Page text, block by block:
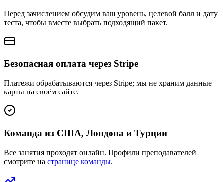
Перед зачислением обсудим ваш уровень, целевой балл и дату
теста, чтобы вместе выбрать подходящий пакет.
Безопасная оплата через Stripe
Платежи обрабатываются через Stripe; мы не храним данные
карты на своём сайте.
Команда из США, Лондона и Турции
Все занятия проходят онлайн. Профили преподавателей
смотрите на странице команды.